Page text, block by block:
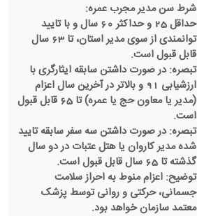
شرط سن مدیر مجرب عمره:
حداقل 25 و حداکثر 60 سال و با تایید
توانمندی از سوی مدیر استان، تا 63 سال
قابل قبول است.
تبصره: در صورت داشتن سابقه ایثارگری با
ارزشیابی 91 و بالاتر در آخرین سال اعزام
(مدیر یا معاون حج یا عمره) تا 65 قابل قبول
است.
تبصره: در صورت داشتن سه سفر سابقه تایید
شده مدیر کاروان یا هتل عتبات در دو سال
گذشته تا 65 سال قابل قبول است.
توضیح: اعزام منوط به احراز سلامت
جسمانی، حرکتی و روانی توسط پزشک
معتمد سازمان خواهد بود.